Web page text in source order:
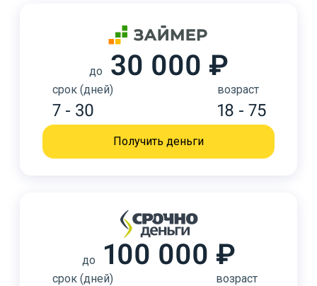
до 30 000 ₽
срок (дней)
7 - 30
возраст
18 - 75
Получить деньги
до 100 000 ₽
срок (дней) возраст